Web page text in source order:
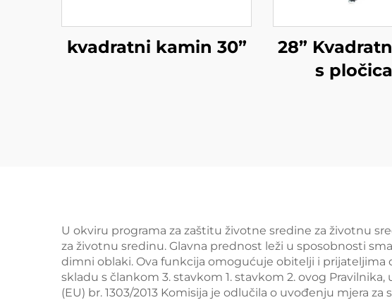
kvadratni kamin 30”
28”
s
U okviru programa za zaštitu životne sredine za životnu
za životnu sredinu. Glavna prednost leži u sposobnosti
dimni oblaki. Ova funkcija omogućuje obitelji i prijateljima
skladu s člankom 3. stavkom 1. stavkom 2. ovog
(EU) br. 1303/2013 Komisija je odlučila o uvođenju mjera